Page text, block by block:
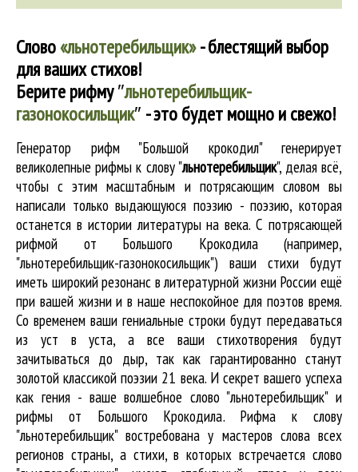
Слово«льнотеребильщик»- блестящий выбор
для ваших стихов!
Берите рифму″льнотеребильщик-
газонокосильщик″ - это будет мощно и свежо!
Генератор рифм "Большой крокодил" генерирует
великолепныерифмы к слову "льнотеребильщик", делая всё,
чтобы с этим масштабным и потрясающим словом вы
написали только выдающуюся поэзию - поэзию, которая
останется в истории литературы на века. С потрясающей
рифмой от Большого Крокодила (например,
"льнотеребильщик-газонокосильщик") ваши стихи будут
иметь широкий резонанс в литературной жизни России ещё
при вашей жизни и в наше неспокойное для поэтов время.
Со временем ваши гениальные строки будут передаваться
из уст в уста, а все ваши стихотворения будут
зачитываться до дыр, так как гарантированно станут
золотой классикой поэзии 21 века. И секрет вашего успеха
как гения - ваше волшебное слово "льнотеребильщик" и
рифмы от Большого Крокодила. Рифма к слову
"льнотеребильщик" востребована у мастеров слова всех
регионов страны, а стихи, в которых встречается слово